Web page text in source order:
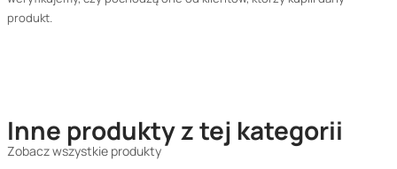
produkt.
Inne produkty z tej kategorii
Zobacz wszystkie produkty